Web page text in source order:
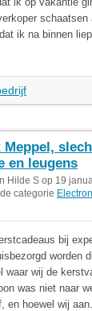
ik na binnen
Meppel,
en leugens
Hilde S op 19
categorie
bij
worden
waar wij de
was niet naar
en hoewel wij